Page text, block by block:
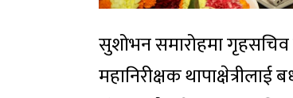
सुशोभन समारोहमा गृहसचिव
महानिरीक्षक